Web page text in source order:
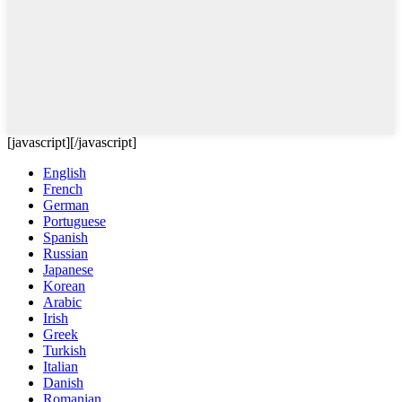
[javascript][/javascript]
English
French
German
Portuguese
Spanish
Russian
Japanese
Korean
Arabic
Irish
Greek
Turkish
Italian
Danish
Romanian